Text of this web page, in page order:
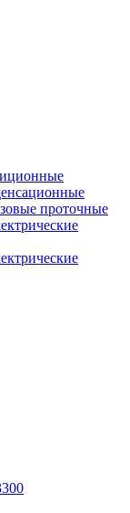
проточные